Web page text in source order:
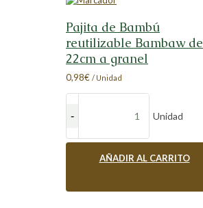
Pajita de Bambú
reutilizable Bambaw de
22cm a granel
0,98€ / Unidad
Unidad
AÑADIR AL CARRITO